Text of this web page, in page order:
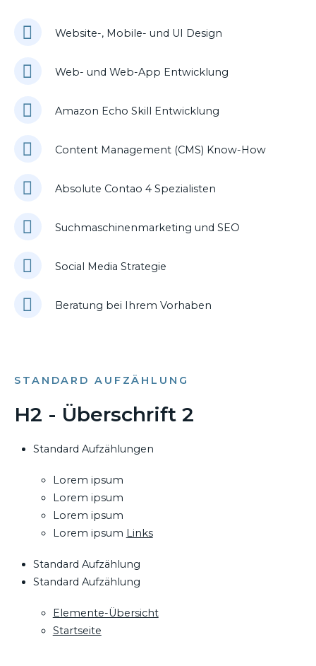
Website-, Mobile- und UI Design
Web- und Web-App Entwicklung
Amazon Echo Skill Entwicklung
Content Management (CMS) Know-How
Absolute Contao 4 Spezialisten
Suchmaschinenmarketing und SEO
Social Media Strategie
Beratung bei Ihrem Vorhaben
STANDARD AUFZÄHLUNG
H2 - Überschrift 2
Standard Aufzählungen
Lorem ipsum
Lorem ipsum
Lorem ipsum
Lorem ipsum Links
Standard Aufzählung
Standard Aufzählung
Elemente-Übersicht
Startseite